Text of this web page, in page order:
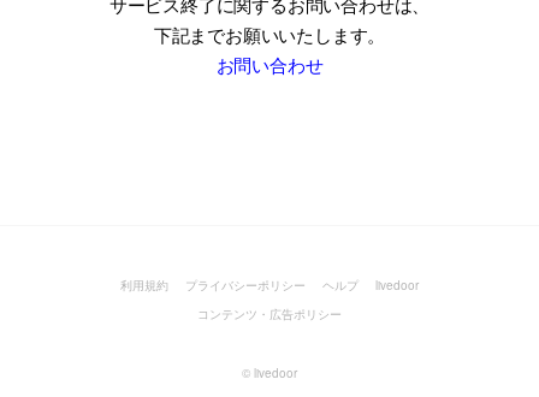
サービス終了に関するお問い合わせは、
下記までお願いいたします。
お問い合わせ
利用規約 プライバシーポリシー ヘルプ
livedoor
コンテンツ・広告ポリシー
© livedoor